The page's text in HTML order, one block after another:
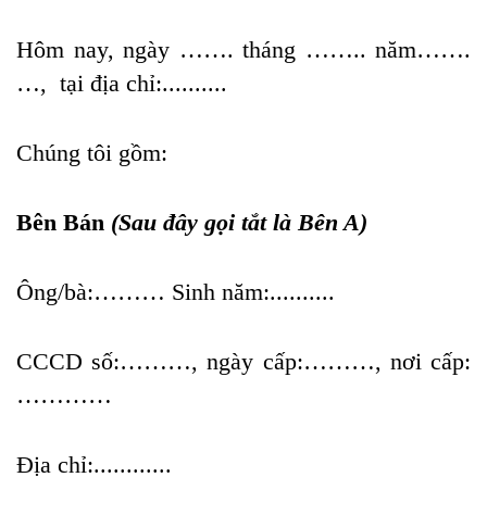
Hôm nay, ngày ……. tháng …….. năm…….
…, tại địa chỉ:..........
Chúng tôi gồm:
Bên Bán (Sau đây gọi tắt là Bên A)
Ông/bà:……… Sinh năm:..........
CCCD số:………, ngày cấp:………, nơi cấp:
…………
Địa chỉ:............